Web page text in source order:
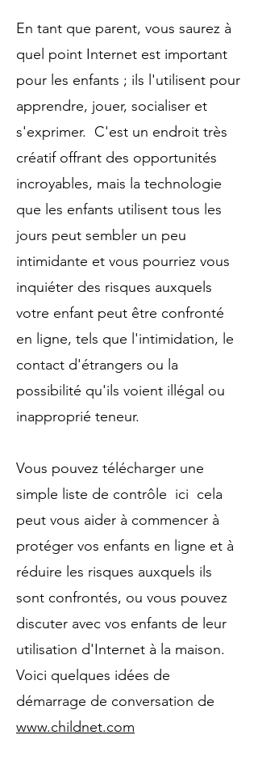
En tant que parent, vous saurez à
quel point Internet est important
pour les enfants ; ils l'utilisent pour
apprendre, jouer, socialiser et
s'exprimer. C'est un endroit très
créatif offrant des opportunités
incroyables, mais la technologie
que les enfants utilisent tous les
jours peut sembler un peu
intimidante et vous pourriez vous
inquiéter des risques auxquels
votre enfant peut être confronté
en ligne, tels que l'intimidation, le
contact d'étrangers ou la
possibilité qu'ils voient illégal ou
inapproprié teneur.
Vous pouvez télécharger une
simple liste de contrôle ici cela
peut vous aider à commencer à
protéger vos enfants en ligne et à
réduire les risques auxquels ils
sont confrontés, ou vous pouvez
discuter avec vos enfants de leur
utilisation d'Internet à la maison.
Voici quelques idées de
démarrage de conversation de
www.childnet.com